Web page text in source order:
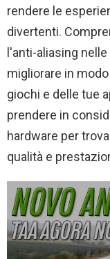
rendere le
divertenti.
l'anti-aliasing
migliorare in
giochi e delle tue
prendere in
hardware per
qualità e